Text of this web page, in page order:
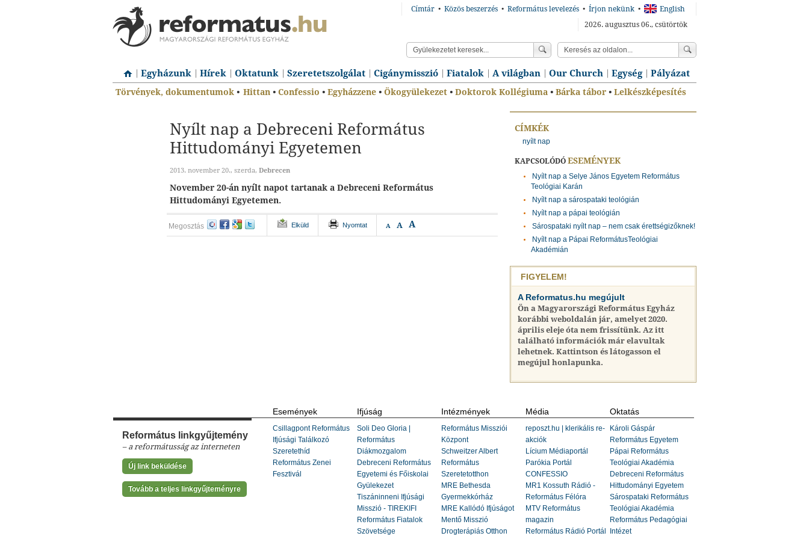
Címtár • Közös beszerzés • Református levelezés • Írjon nekünk •
English
2026. augusztus 06., csütörtök
Egyházunk Hírek Oktatunk Szeretetszolgálat Cigánymisszió Fiatalok A világban Our Church Egység Pályázat
Törvények, dokumentumok • Hittan • Confessio • Egyházzene • Ökogyülekezet • Doktorok Kollégiuma • Bárka tábor • Lelkészképesítés
Nyílt nap a Debreceni Református
Hittudományi Egyetemen
2013. november 20., szerda, Debrecen
November 20-án nyílt napot tartanak a Debreceni Református
Hittudományi Egyetemen.
Megosztás Elküld Nyomtat A A A
CÍMKÉK
nyílt nap
KAPCSOLÓDÓ ESEMÉNYEK
Nyílt nap a Selye János Egyetem Református
Teológiai Karán
Nyílt nap a sárospataki teológián
Nyílt nap a pápai teológián
Sárospataki nyílt nap – nem csak érettségizőknek!
Nyílt nap a Pápai ReformátusTeológiai
Akadémián
FIGYELEM!
A Reformatus.hu megújult
Ön a Magyarországi Református Egyház
korábbi weboldalán jár, amelyet 2020.
április eleje óta nem frissítünk. Az itt
található információk már elavultak
lehetnek. Kattintson és látogasson el
megújul honlapunka.
Református linkgyűjtemény
– a reformátusság az interneten
Új link beküldése
Tovább a teljes linkgyűjteményre
Események
Csillagpont Református
Ifjúsági Találkozó
Szeretethíd
Református Zenei
Fesztivál
Ifjúság
Soli Deo Gloria |
Református
Diákmozgalom
Debreceni Református
Egyetemi és Főiskolai
Gyülekezet
Tiszáninneni Ifjúsági
Misszió - TIREKIFI
Református Fiatalok
Szövetsége
Intézmények
Református Missziói
Központ
Schweitzer Albert
Református
Szeretetotthon
MRE Bethesda
Gyermekkórház
MRE Kallódó Ifjúságot
Mentő Misszió
Drogterápiás Otthon
Média
reposzt.hu | klerikális re-
akciók
Lícium Médiaportál
Parókia Portál
CONFESSIO
MR1 Kossuth Rádió -
Református Félóra
MTV Református
magazin
Református Rádió Portál
Oktatás
Károli Gáspár
Református Egyetem
Pápai Református
Teológiai Akadémia
Debreceni Református
Hittudományi Egyetem
Sárospataki Református
Teológiai Akadémia
Református Pedagógiai
Intézet